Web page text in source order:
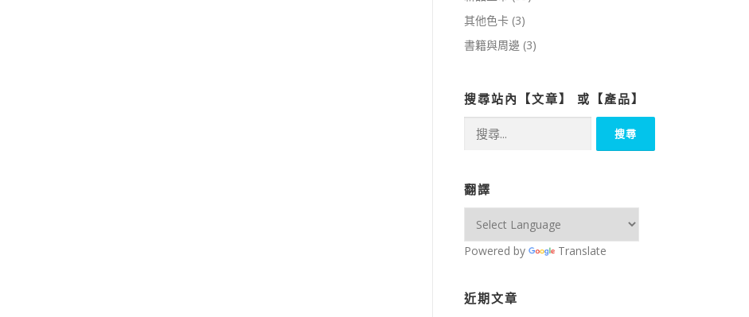
其他色卡 (3)
書籍與周邊 (3)
搜尋站內【文章】 或【產品】
鍵
字:
翻譯
Powered by Translate
近期文章